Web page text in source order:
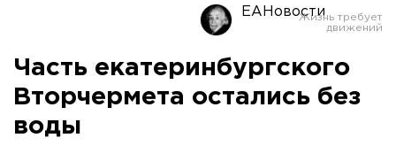
Оренбург
ЕАНовости
Часть екатеринбургского
Вторчермета остались без
воды